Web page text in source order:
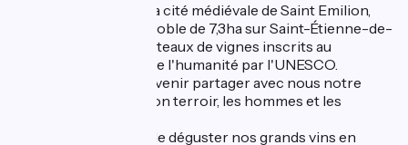
Situé à 5 minutes de la cité médiévale de Saint Emilion,
découvrez notre vignoble de 7,3ha sur Saint-Étienne-de-
Lisse, au cœur des coteaux de vignes inscrits au
patrimoine mondial de l'humanité par l'UNESCO.
Nous vous invitons à venir partager avec nous notre
passion pour le vin, son terroir, les hommes et les
Vous aurez le plaisir de déguster nos grands vins en